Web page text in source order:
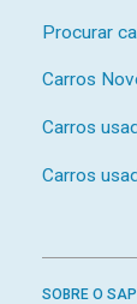
Procurar
Carros
Carros
Carros
SOBRE O